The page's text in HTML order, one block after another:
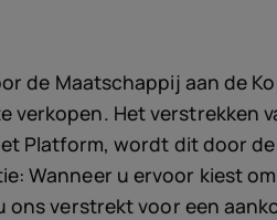
de Maatschappij aan de
Het verstrekken
Platform, wordt dit door
Wanneer u ervoor kiest
verstrekt voor een